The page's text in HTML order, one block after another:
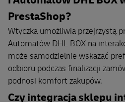
PrestaShop?
Wtyczka umożliwia przejrzystą
Automatów DHL BOX na
może samodzielnie wskazać
odbioru podczas finalizacji
podnosi komfort zakupów.
Czy integracja sklepu